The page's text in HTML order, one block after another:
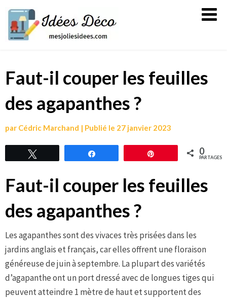
content
Faut-il couper les feuilles
des agapanthes ?
par Cédric Marchand | Publié le 27 janvier 2023
0
PARTAGES
Faut-il couper les feuilles
des agapanthes ?
Les agapanthes sont des vivaces très prisées dans les
jardins anglais et français, car elles offrent une floraison
généreuse de juin à septembre. La plupart des variétés
d’agapanthe ont un port dressé avec de longues tiges qui
peuvent atteindre 1 mètre de haut et supportent des